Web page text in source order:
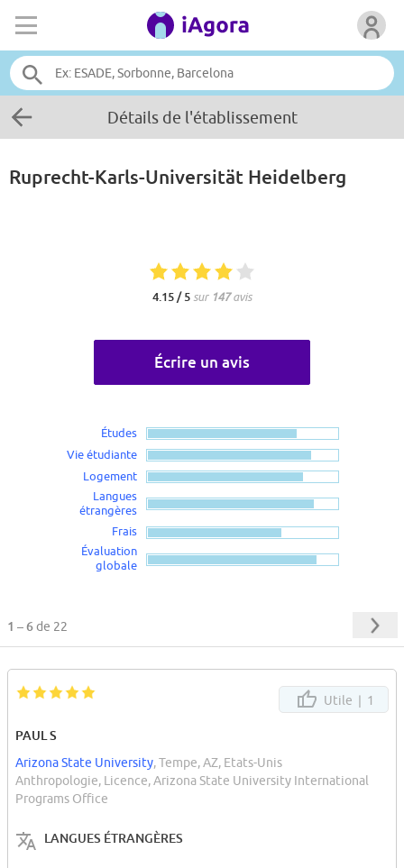
Détails de l'établissement
Ruprecht-Karls-Universität Heidelberg
4.15 / 5 sur 147avis
Écrire un avis
Études
Vie étudiante
Logement
Langues
étrangères
Frais
Évaluation
globale
1 – 6de 22
Utile | 1
PAUL S
Arizona State University, Tempe, AZ, Etats-Unis
Anthropologie, Licence, Arizona State University International
Programs Office
LANGUES ÉTRANGÈRES